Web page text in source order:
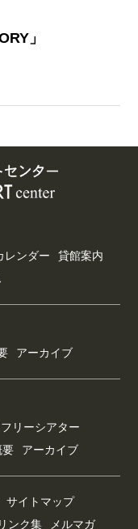
」
レンダー
貸館案内
アーカイブ
リーシアター
要 アーカイブ
サイトマップ
リンク集 メルマガ